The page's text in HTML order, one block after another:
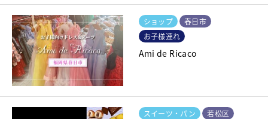
ショップ
春日市
お子様連れ
Ami de Ricaco
スイーツ・パン
若松区